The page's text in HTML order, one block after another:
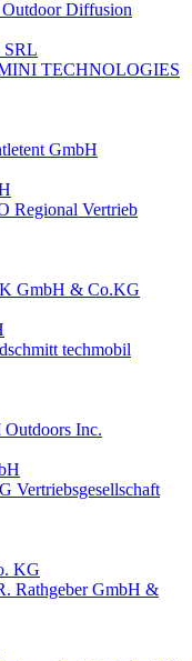
Outdoor Diffusion
TECHNOLOGIES
GmbH
Regional Vertrieb
GmbH & Co.KG
techmobil
Outdoors Inc.
Vertriebsgesellschaft
KG
Rathgeber GmbH &